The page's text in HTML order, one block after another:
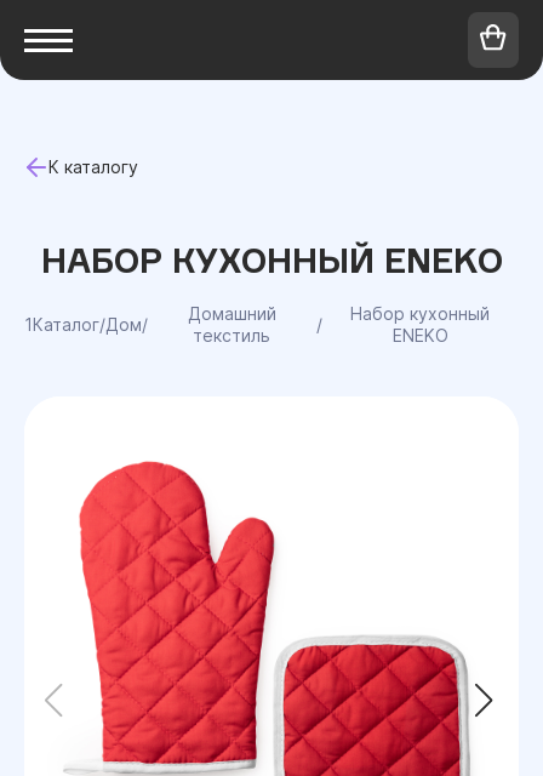
К каталогу
НАБОР КУХОННЫЙ ENEKO
1Каталог/Дом/
Домашний
текстиль
/
Набор кухонный
ENEKO